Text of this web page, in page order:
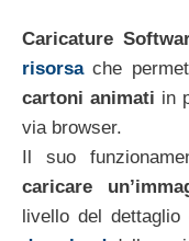
Caricature
risorsache
cartoni animati in
via browser.
Il suo
caricare
livello del